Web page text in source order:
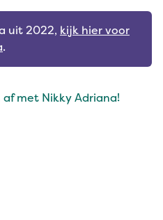
uit 2022, kijk hier voor
.
met Nikky Adriana!